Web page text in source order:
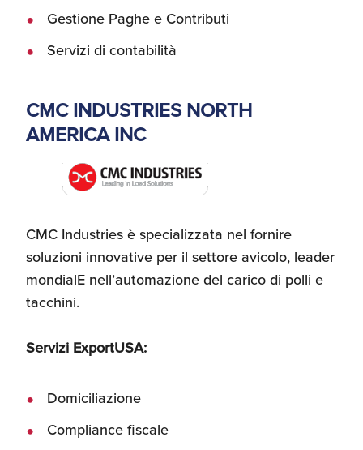
Gestione Paghe e Contributi
Servizi di contabilità
CMC INDUSTRIES NORTH
AMERICA INC
CMC Industries è specializzata nel fornire
soluzioni innovative per il settore avicolo, leader
mondialE nell’automazione del carico di polli e
tacchini.
Servizi ExportUSA:
Domiciliazione
Compliance fiscale